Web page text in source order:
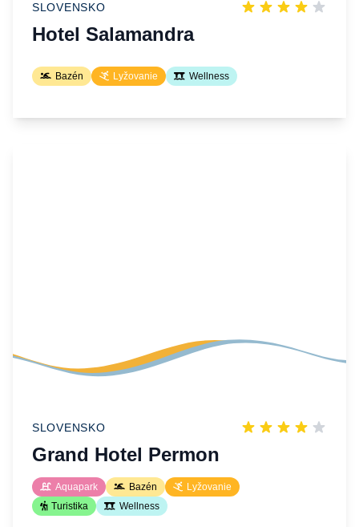
SLOVENSKO
Hotel Salamandra
Bazén Lyžovanie Wellness
SLOVENSKO
Grand Hotel Permon
Aquapark Bazén
Lyžovanie
Turistika
Wellness